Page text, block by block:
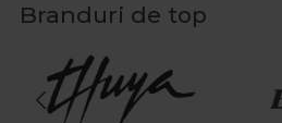
Branduri de top